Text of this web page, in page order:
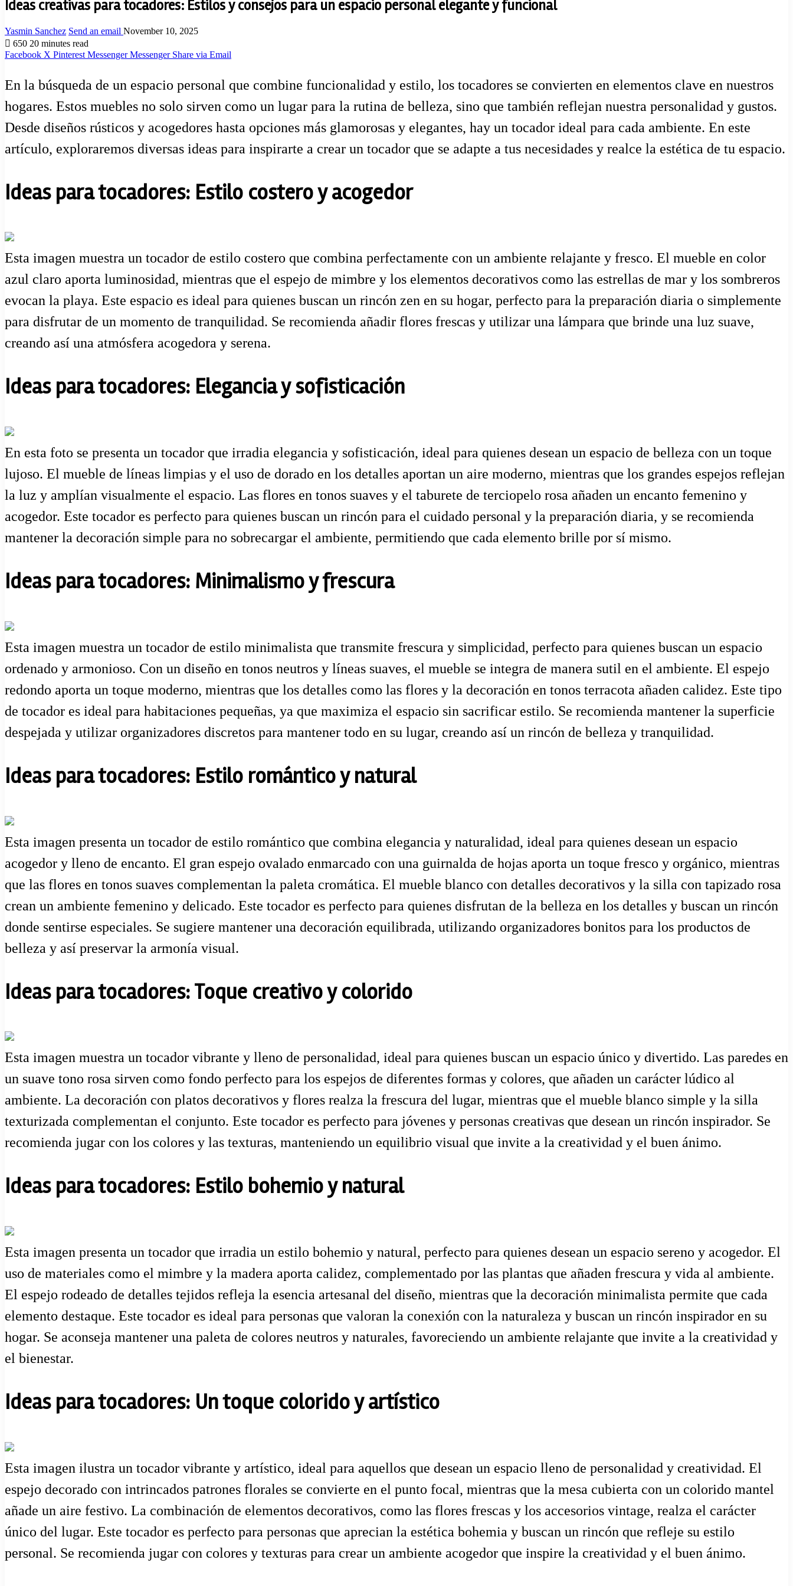
Ideas creativas para tocadores: Estilos y consejos para un espacio personal elegante y funcional
Yasmin Sanchez Send an email November 10, 2025
650 20 minutes read
Facebook X Pinterest Messenger Messenger Share via Email
En la búsqueda de un espacio personal que combine funcionalidad y estilo, los tocadores se convierten en elementos clave en nuestros
hogares. Estos muebles no solo sirven como un lugar para la rutina de belleza, sino que también reflejan nuestra personalidad y gustos.
Desde diseños rústicos y acogedores hasta opciones más glamorosas y elegantes, hay un tocador ideal para cada ambiente. En este
artículo, exploraremos diversas ideas para inspirarte a crear un tocador que se adapte a tus necesidades y realce la estética de tu espacio.
Ideas para tocadores: Estilo costero y acogedor
Esta imagen muestra un tocador de estilo costero que combina perfectamente con un ambiente relajante y fresco. El mueble en color
azul claro aporta luminosidad, mientras que el espejo de mimbre y los elementos decorativos como las estrellas de mar y los sombreros
evocan la playa. Este espacio es ideal para quienes buscan un rincón zen en su hogar, perfecto para la preparación diaria o simplemente
para disfrutar de un momento de tranquilidad. Se recomienda añadir flores frescas y utilizar una lámpara que brinde una luz suave,
creando así una atmósfera acogedora y serena.
Ideas para tocadores: Elegancia y sofisticación
En esta foto se presenta un tocador que irradia elegancia y sofisticación, ideal para quienes desean un espacio de belleza con un toque
lujoso. El mueble de líneas limpias y el uso de dorado en los detalles aportan un aire moderno, mientras que los grandes espejos reflejan
la luz y amplían visualmente el espacio. Las flores en tonos suaves y el taburete de terciopelo rosa añaden un encanto femenino y
acogedor. Este tocador es perfecto para quienes buscan un rincón para el cuidado personal y la preparación diaria, y se recomienda
mantener la decoración simple para no sobrecargar el ambiente, permitiendo que cada elemento brille por sí mismo.
Ideas para tocadores: Minimalismo y frescura
Esta imagen muestra un tocador de estilo minimalista que transmite frescura y simplicidad, perfecto para quienes buscan un espacio
ordenado y armonioso. Con un diseño en tonos neutros y líneas suaves, el mueble se integra de manera sutil en el ambiente. El espejo
redondo aporta un toque moderno, mientras que los detalles como las flores y la decoración en tonos terracota añaden calidez. Este tipo
de tocador es ideal para habitaciones pequeñas, ya que maximiza el espacio sin sacrificar estilo. Se recomienda mantener la superficie
despejada y utilizar organizadores discretos para mantener todo en su lugar, creando así un rincón de belleza y tranquilidad.
Ideas para tocadores: Estilo romántico y natural
Esta imagen presenta un tocador de estilo romántico que combina elegancia y naturalidad, ideal para quienes desean un espacio
acogedor y lleno de encanto. El gran espejo ovalado enmarcado con una guirnalda de hojas aporta un toque fresco y orgánico, mientras
que las flores en tonos suaves complementan la paleta cromática. El mueble blanco con detalles decorativos y la silla con tapizado rosa
crean un ambiente femenino y delicado. Este tocador es perfecto para quienes disfrutan de la belleza en los detalles y buscan un rincón
donde sentirse especiales. Se sugiere mantener una decoración equilibrada, utilizando organizadores bonitos para los productos de
belleza y así preservar la armonía visual.
Ideas para tocadores: Toque creativo y colorido
Esta imagen muestra un tocador vibrante y lleno de personalidad, ideal para quienes buscan un espacio único y divertido. Las paredes en
un suave tono rosa sirven como fondo perfecto para los espejos de diferentes formas y colores, que añaden un carácter lúdico al
ambiente. La decoración con platos decorativos y flores realza la frescura del lugar, mientras que el mueble blanco simple y la silla
texturizada complementan el conjunto. Este tocador es perfecto para jóvenes y personas creativas que desean un rincón inspirador. Se
recomienda jugar con los colores y las texturas, manteniendo un equilibrio visual que invite a la creatividad y el buen ánimo.
Ideas para tocadores: Estilo bohemio y natural
Esta imagen presenta un tocador que irradia un estilo bohemio y natural, perfecto para quienes desean un espacio sereno y acogedor. El
uso de materiales como el mimbre y la madera aporta calidez, complementado por las plantas que añaden frescura y vida al ambiente.
El espejo rodeado de detalles tejidos refleja la esencia artesanal del diseño, mientras que la decoración minimalista permite que cada
elemento destaque. Este tocador es ideal para personas que valoran la conexión con la naturaleza y buscan un rincón inspirador en su
hogar. Se aconseja mantener una paleta de colores neutros y naturales, favoreciendo un ambiente relajante que invite a la creatividad y
el bienestar.
Ideas para tocadores: Un toque colorido y artístico
Esta imagen ilustra un tocador vibrante y artístico, ideal para aquellos que desean un espacio lleno de personalidad y creatividad. El
espejo decorado con intrincados patrones florales se convierte en el punto focal, mientras que la mesa cubierta con un colorido mantel
añade un aire festivo. La combinación de elementos decorativos, como las flores frescas y los accesorios vintage, realza el carácter
único del lugar. Este tocador es perfecto para personas que aprecian la estética bohemia y buscan un rincón que refleje su estilo
personal. Se recomienda jugar con colores y texturas para crear un ambiente acogedor que inspire la creatividad y el buen ánimo.